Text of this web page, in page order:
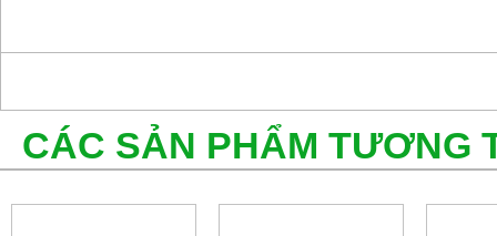
CÁC SẢN PHẨM TƯƠNG